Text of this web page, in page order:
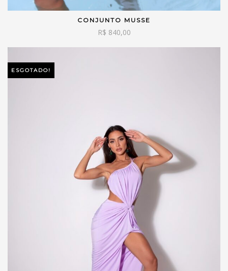
VER OPÇÕES
R$ 840,00
CONJUNTO MUSSE
ESGOTADO!